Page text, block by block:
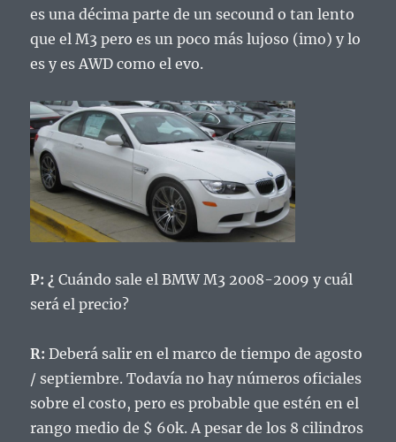
es una décima parte de un secound o tan lento
que el M3 pero es un poco más lujoso (imo) y lo
es y es AWD como el evo.
P: ¿ Cuándo sale el BMW M3 2008-2009 y cuál
será el precio?
R: Deberá salir en el marco de tiempo de agosto
/ septiembre. Todavía no hay números oficiales
sobre el costo, pero es probable que estén en el
rango medio de $ 60k. A pesar de los 8 cilindros